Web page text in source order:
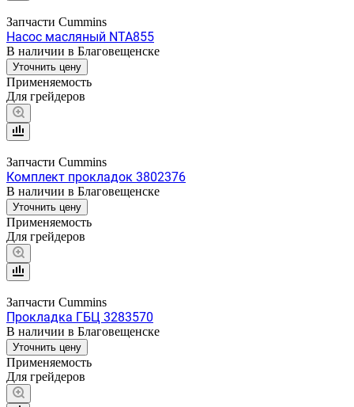
Запчасти Cummins
Насос масляный NTA855
В наличии в Благовещенске
Уточнить цену
Применяемость
Для грейдеров
Запчасти Cummins
Комплект прокладок 3802376
В наличии в Благовещенске
Уточнить цену
Применяемость
Для грейдеров
Запчасти Cummins
Прокладка ГБЦ 3283570
В наличии в Благовещенске
Уточнить цену
Применяемость
Для грейдеров